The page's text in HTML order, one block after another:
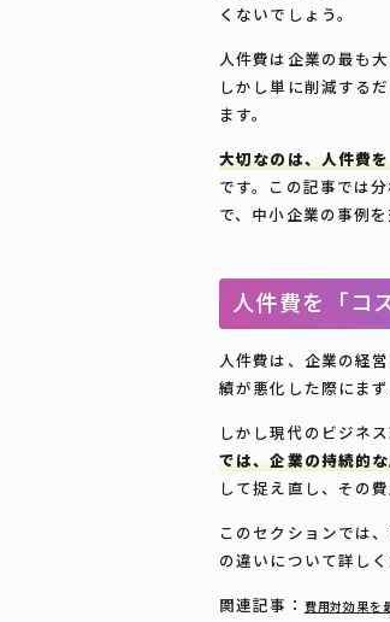
くないでしょう。
人件費は企業の最も
しかし単に削減する
ます。
大切なのは、人件費
です。この記事では
で、中小企業の事例
人件費を「コ
人件費は、企業の経
績が悪化した際にま
しかし現代のビジネ
では、企業の持続的
して捉え直し、その
このセクションでは
の違いについて詳しく
関連記事： 費用対効果を